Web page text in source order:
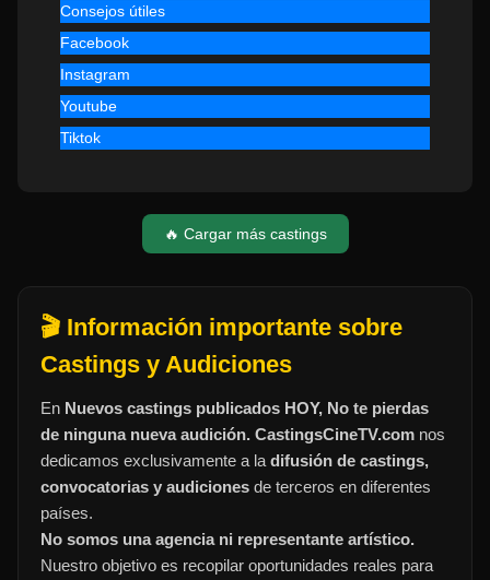
Consejos útiles
Facebook
Instagram
Youtube
Tiktok
🔥 Cargar más castings
🎬 Información importante sobre
Castings y Audiciones
En Nuevos castings publicados HOY, No te pierdas
de ninguna nueva audición. CastingsCineTV.com nos
dedicamos exclusivamente a la difusión de castings,
convocatorias y audiciones de terceros en diferentes
países.
No somos una agencia ni representante artístico.
Nuestro objetivo es recopilar oportunidades reales para